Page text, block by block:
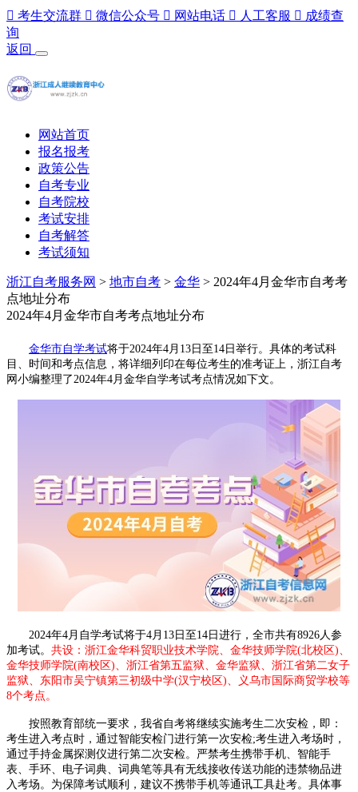
 考生交流群  微信公众号  网站电话  人工客服  成绩查
询
返回
网站首页
报名报考
政策公告
自考专业
自考院校
考试安排
自考解答
考试须知
浙江自考服务网 > 地市自考 > 金华 > 2024年4月金华市自考考
点地址分布
2024年4月金华市自考考点地址分布
金华市自学考试将于2024年4月13日至14日举行。具体的考试科
目、时间和考点信息，将详细列印在每位考生的准考证上，浙江自考
网小编整理了2024年4月金华自学考试考点情况如下文。
2024年4月自学考试将于4月13日至14日进行，全市共有8926人参
加考试。 共设：浙江金华科贸职业技术学院、金华技师学院(北校区)、
金华技师学院(南校区)、浙江省第五监狱、金华监狱、浙江省第二女子
监狱、东阳市吴宁镇第三初级中学(汉宁校区)、义乌市国际商贸学校等
8个考点。
按照教育部统一要求，我省自考将继续实施考生二次安检，即：
考生进入考点时，通过智能安检门进行第一次安检;考生进入考场时，
通过手持金属探测仪进行第二次安检。严禁考生携带手机、智能手
表、手环、电子词典、词典笔等具有无线接收传送功能的违禁物品进
入考场。为保障考试顺利，建议不携带手机等通讯工具赴考。具体事